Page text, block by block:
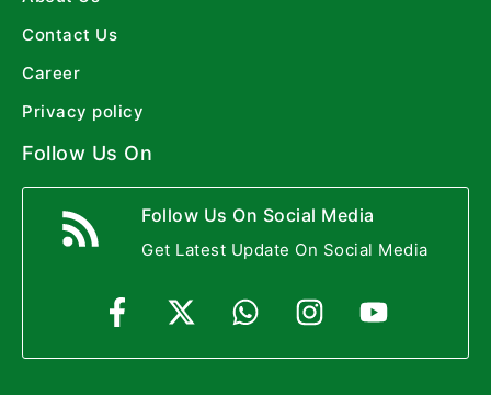
Contact Us
Career
Privacy policy
Follow Us On
Follow Us On Social Media
Get Latest Update On Social Media